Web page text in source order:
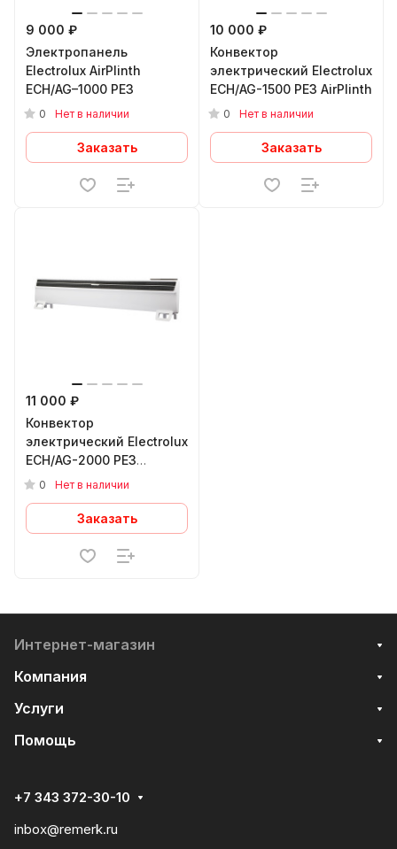
9 000 ₽
Электропанель
Electrolux AirPlinth
ECH/AG–1000 PE3
0 Нет в наличии
Заказать
10 000 ₽
Конвектор
электрический Electrolux
ECH/AG-1500 PE3 AirPlinth
0 Нет в наличии
Заказать
11 000 ₽
Конвектор
электрический Electrolux
ECH/AG-2000 PE3
AirPlinth
0 Нет в наличии
Заказать
Интернет-магазин
Компания
Услуги
Помощь
+7 343 372-30-10
inbox@remerk.ru